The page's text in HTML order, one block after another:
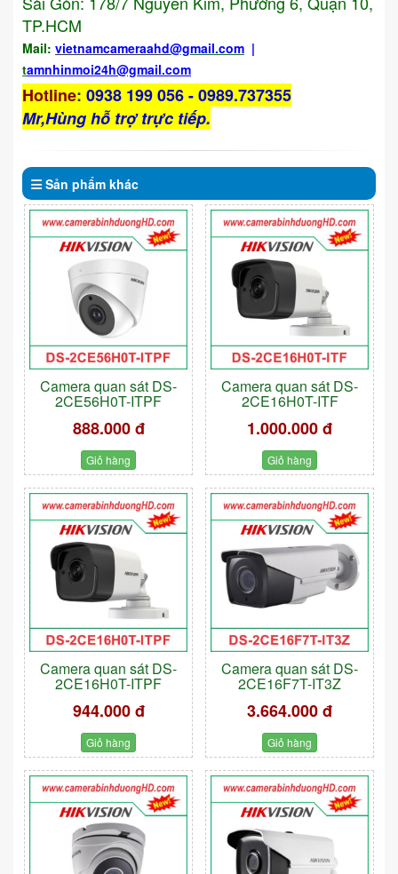
TP.HCM
Mail: vietnamcameraahd@gmail.com |
tamnhinmoi24h@gmail.com
Hotline: 0938 199 056 - 0989.737355
Mr,Hùng hỗ trợ trực tiếp.
Sản phẩm khác
Camera quan sát DS-
2CE56H0T-ITPF
888.000 đ
Giỏ hàng
Camera quan sát DS-
2CE16H0T-ITF
1.000.000 đ
Giỏ hàng
Camera quan sát DS-
2CE16H0T-ITPF
944.000 đ
Giỏ hàng
Camera quan sát DS-
2CE16F7T-IT3Z
3.664.000 đ
Giỏ hàng